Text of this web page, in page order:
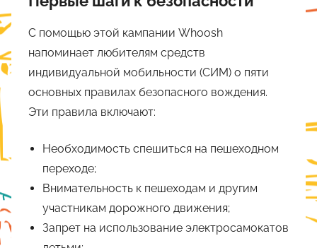
С помощью этой кампании Whoosh
напоминает любителям средств
индивидуальной мобильности (СИМ) о пяти
основных правилах безопасного вождения.
Эти правила включают:
Необходимость спешиться на пешеходном
переходе;
Внимательность к пешеходам и другим
участникам дорожного движения;
Запрет на использование электросамокатов